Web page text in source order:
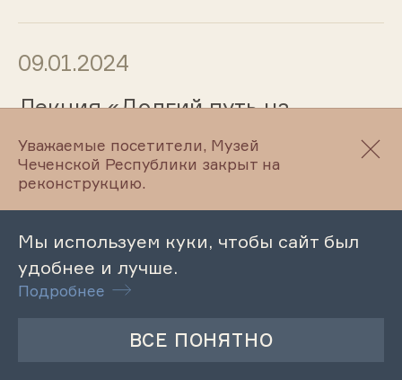
09.01.2024
Лекция «Долгий путь на
29.12.2023
Этнографический час
«Новогодние праздники
Уважаемые посетители, Музей
Чеченской Республики закрыт на
реконструкцию.
Мы используем куки, чтобы сайт был
удобнее и лучше.
Подробнее